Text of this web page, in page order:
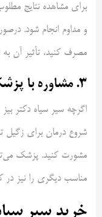
برای مشاهده نتایج
و مداوم انجام شود.
مصرف کنید، تأثیر آن به
۳. مشاوره با پزشک
اگرچه سیر سیاه دکتر
شروع درمان برای
مشورت کنید. پزشک
مناسب دیگری را نیز در
خرید سیر